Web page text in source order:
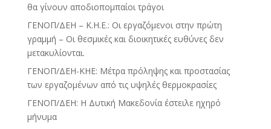
θα γίνουν αποδιοπομπαίοι τράγοι
ΓΕΝΟΠ/ΔΕΗ – Κ.Η.Ε.: Οι εργαζόμενοι στην πρώτη
γραμμή – Οι θεσμικές και διοικητικές ευθύνες δεν
μετακυλίονται.
ΓΕΝΟΠ/ΔΕΗ-ΚΗΕ: Μέτρα πρόληψης και προστασίας
των εργαζομένων από τις υψηλές θερμοκρασίες
ΓΕΝΟΠ/ΔΕΗ: Η Δυτική Μακεδονία έστειλε ηχηρό
μήνυμα